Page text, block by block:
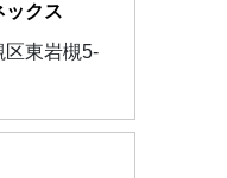
ックス
区東岩槻5-